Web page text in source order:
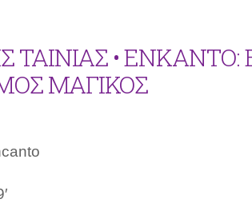
ΤΑΙΝΙΑΣ • ΕΝΚΑΝΤΟ:
ΜΑΓΙΚΟΣ